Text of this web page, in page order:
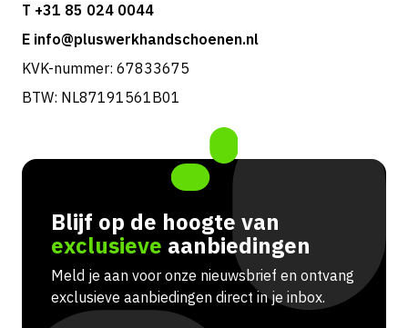
T +31 85 024 0044
E info@pluswerkhandschoenen.nl
KVK-nummer: 67833675
BTW: NL87191561B01
Blijf op de hoogte van
exclusieve aanbiedingen
Meld je aan voor onze nieuwsbrief en ontvang
exclusieve aanbiedingen direct in je inbox.